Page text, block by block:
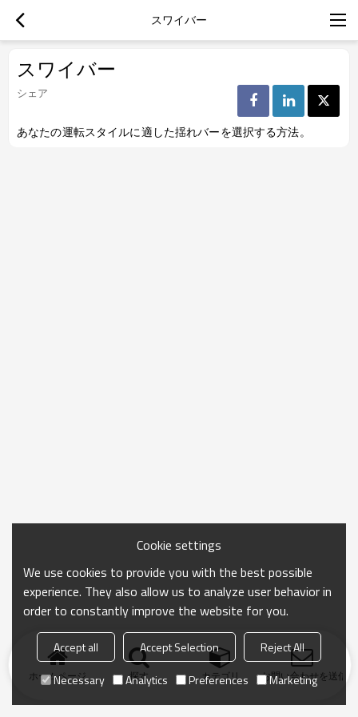
スワイバー
スワイバー
シェア
あなたの運転スタイルに適した揺れバーを選択する方法。
ホームページ 探す カテゴリ お問い合わせを送信
Cookie settings
We use cookies to provide you with the best possible
experience. They also allow us to analyze user behavior in
order to constantly improve the website for you.
Accept all Accept Selection
Reject All
Necessary
Analytics Preferences Marketing